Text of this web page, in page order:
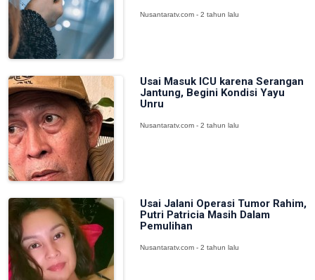
Nusantaratv.com - 2 tahun lalu
Usai Masuk ICU karena Serangan
Jantung, Begini Kondisi Yayu
Unru
Nusantaratv.com - 2 tahun lalu
Usai Jalani Operasi Tumor Rahim,
Putri Patricia Masih Dalam
Pemulihan
Nusantaratv.com - 2 tahun lalu